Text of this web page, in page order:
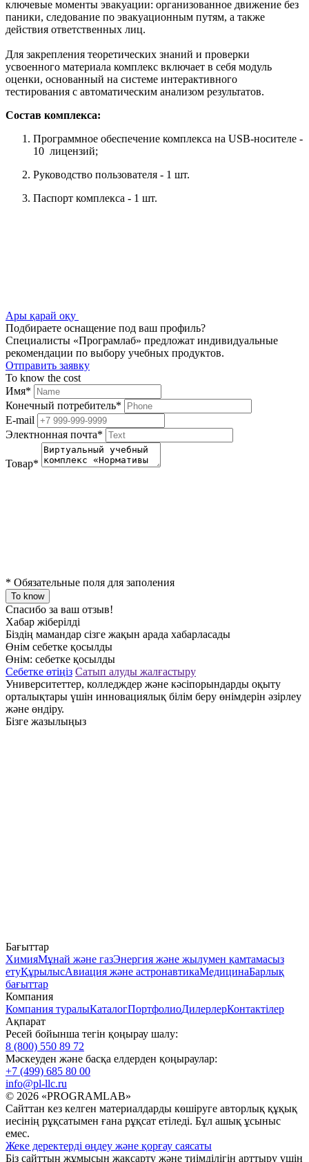
ключевые моменты эвакуации: организованное движение без
паники, следование по эвакуационным путям, а также
действия ответственных лиц.
Для закрепления теоретических знаний и проверки
усвоенного материала комплекс включает в себя модуль
оценки, основанный на системе интерактивного
тестирования с автоматическим анализом результатов.
Состав комплекса:
Программное обеспечение комплекса на USB-носителе -
10 лицензий;
Руководство пользователя - 1 шт.
Паспорт комплекса - 1 шт.
Ары қарай оқу
Подбираете оснащение под ваш профиль?
Специалисты «Програмлаб» предложат индивидуальные
рекомендации по выбору учебных продуктов.
Отправить заявку
To know the cost
Имя*
Конечный потребитель*
E-mail
Электнонная почта*
Товар*
* Обязательные поля для заполения
To know
Спасибо за ваш отзыв!
Хабар жіберілді
Біздің мамандар сізге жақын арада хабарласады
Өнім себетке қосылды
Өнім: себетке қосылды
Себетке өтіңіз Сатып алуды жалғастыру
Университеттер, колледждер және кәсіпорындарды оқыту
орталықтары үшін инновациялық білім беру өнімдерін әзірлеу
және өндіру.
Бізге жазылыңыз
Бағыттар
ХимияМұнай және газЭнергия және жылумен қамтамасыз
етуҚұрылысАвиация және астронавтикаМедицинаБарлық
бағыттар
Компания
Компания туралыКаталогПортфолиоДилерлерКонтактілер
Ақпарат
Ресей бойынша тегін қоңырау шалу:
8 (800) 550 89 72
Мәскеуден және басқа елдерден қоңыраулар:
+7 (499) 685 80 00
info@pl-llc.ru
© 2026 «PROGRAMLAB»
Сайттан кез келген материалдарды көшіруге авторлық құқық
иесінің рұқсатымен ғана рұқсат етіледі. Бұл ашық ұсыныс
емес.
Жеке деректерді өңдеу және қорғау саясаты
Біз сайттың жұмысын жақсарту және тиімділігін арттыру үшін